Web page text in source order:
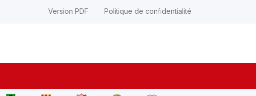
Version PDF Politique de confidentialité